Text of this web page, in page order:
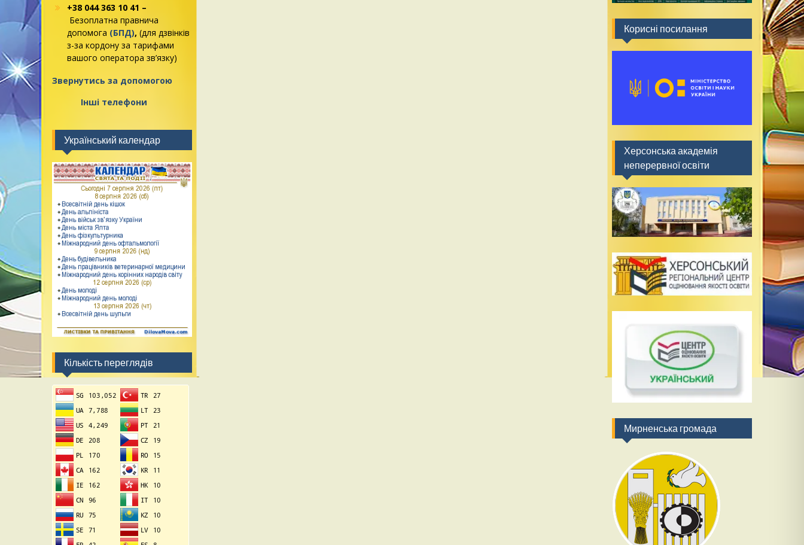
Корисні посилання
Херсонська академія
неперервної освіти
Мирненська громада
+38 044 363 10 41 –
Безоплатна правнича
допомога (БПД), (для дзвінків
з-за кордону за тарифами
вашого оператора зв’язку)
Звернутись за допомогою
Інші телефони
Український календар
Кількість переглядів